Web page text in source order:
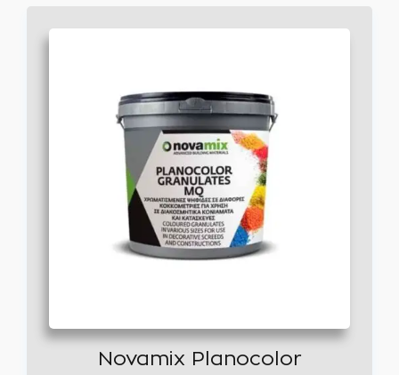
Novamix Planocolor